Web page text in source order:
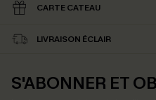
CARTE CATEAU
LIVRAISON ÉCLAIR
S'ABONNER ET